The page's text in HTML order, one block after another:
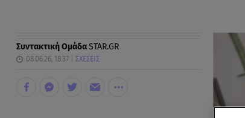
Συντακτική ΟμάδαSTAR.GR
08.06.26, 18:37 ΣΧΕΣΕΙΣ